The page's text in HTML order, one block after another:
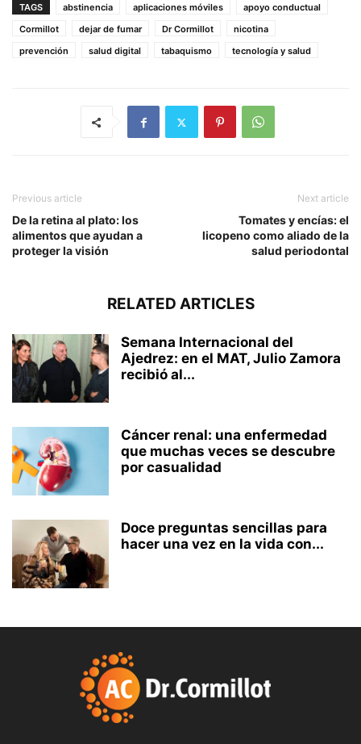
TAGS abstinencia aplicaciones móviles
apoyo conductual
Cormillot
dejar de fumar Dr Cormillot
nicotina
prevención
salud digital tabaquismo tecnología y salud
Previous article
De la retina al plato: los
alimentos que ayudan a
proteger la visión
Next article
Tomates y encías: el
licopeno como aliado de la
salud periodontal
RELATED ARTICLES
Semana Internacional del
Ajedrez: en el MAT, Julio Zamora
recibió al...
Cáncer renal: una enfermedad
que muchas veces se descubre
por casualidad
Doce preguntas sencillas para
hacer una vez en la vida con...